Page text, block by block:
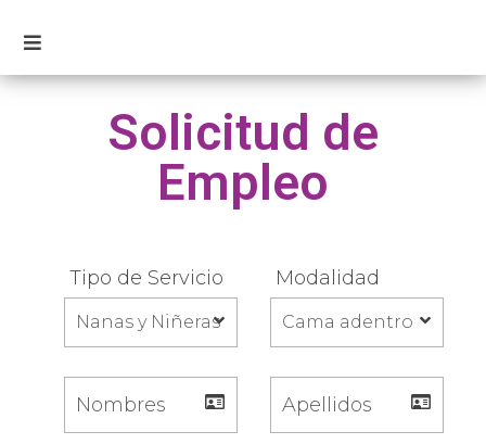
Solicitud de
Empleo
Tipo de Servicio Modalidad